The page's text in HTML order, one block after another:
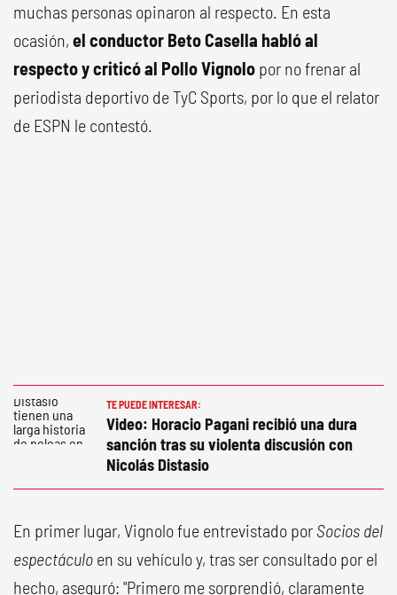
muchas personas opinaron al respecto. En esta
ocasión, el conductor Beto Casella habló al
respecto y criticó al Pollo Vignolo por no frenar al
periodista deportivo de TyC Sports, por lo que el relator
de ESPN le contestó.
TE PUEDE INTERESAR:
Video: Horacio Pagani recibió una dura
sanción tras su violenta discusión con
Nicolás Distasio
En primer lugar, Vignolo fue entrevistado por Socios del
espectáculo en su vehículo y, tras ser consultado por el
hecho, aseguró: "Primero me sorprendió, claramente